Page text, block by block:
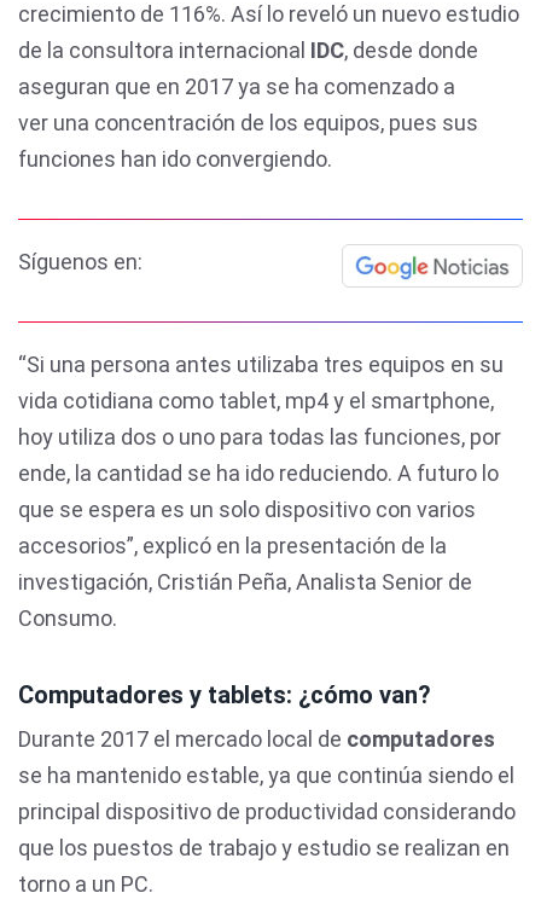
crecimiento de 116%. Así lo reveló un nuevo estudio
de la consultora internacional IDC, desde donde
aseguran que en 2017 ya se ha comenzado a
ver una concentración de los equipos, pues sus
funciones han ido convergiendo.
Síguenos en:
“Si una persona antes utilizaba tres equipos en su
vida cotidiana como tablet, mp4 y el smartphone,
hoy utiliza dos o uno para todas las funciones, por
ende, la cantidad se ha ido reduciendo. A futuro lo
que se espera es un solo dispositivo con varios
accesorios”, explicó en la presentación de la
investigación, Cristián Peña, Analista Senior de
Consumo.
Computadores y tablets: ¿cómo van?
Durante 2017 el mercado local de computadores
se ha mantenido estable, ya que continúa siendo el
principal dispositivo de productividad considerando
que los puestos de trabajo y estudio se realizan en
torno a un PC.